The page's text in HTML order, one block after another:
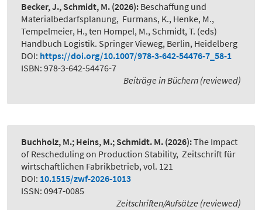
Becker, J., Schmidt, M. (2026): Beschaffung und
Materialbedarfsplanung, Furmans, K., Henke, M.,
Tempelmeier, H., ten Hompel, M., Schmidt, T. (eds)
Handbuch Logistik. Springer Vieweg, Berlin, Heidelberg
DOI: https://doi.org/10.1007/978-3-642-54476-7_58-1
ISBN: 978-3-642-54476-7
Beiträge in Büchern (reviewed)
Buchholz, M.; Heins, M.; Schmidt. M. (2026):The Impact
of Rescheduling on Production Stability, Zeitschrift für
wirtschaftlichen Fabrikbetrieb, vol. 121
DOI: 10.1515/zwf-2026-1013
ISSN: 0947-0085
Zeitschriften/Aufsätze (reviewed)